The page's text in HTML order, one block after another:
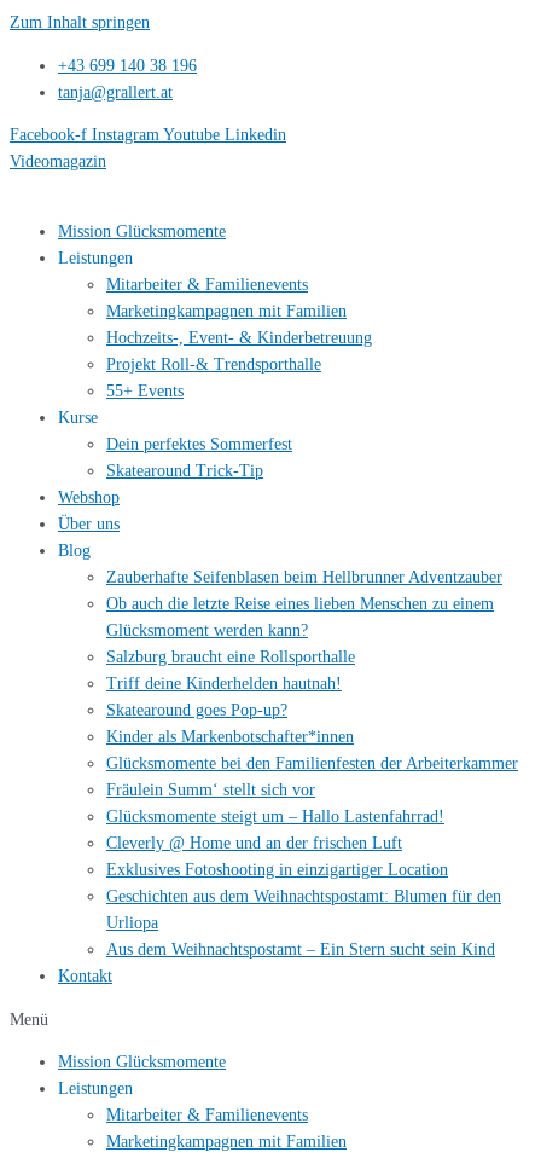
Zum Inhalt springen
+43 699 140 38 196
tanja@grallert.at
Facebook-f Instagram Youtube Linkedin
Videomagazin
Mission Glücksmomente
Leistungen
Mitarbeiter & Familienevents
Marketingkampagnen mit Familien
Hochzeits-, Event- & Kinderbetreuung
Projekt Roll-& Trendsporthalle
55+ Events
Kurse
Dein perfektes Sommerfest
Skatearound Trick-Tip
Webshop
Über uns
Blog
Zauberhafte Seifenblasen beim Hellbrunner Adventzauber
Ob auch die letzte Reise eines lieben Menschen zu einem
Glücksmoment werden kann?
Salzburg braucht eine Rollsporthalle
Triff deine Kinderhelden hautnah!
Skatearound goes Pop-up?
Kinder als Markenbotschafter*innen
Glücksmomente bei den Familienfesten der Arbeiterkammer
Fräulein Summ‘ stellt sich vor
Glücksmomente steigt um – Hallo Lastenfahrrad!
Cleverly @ Home und an der frischen Luft
Exklusives Fotoshooting in einzigartiger Location
Geschichten aus dem Weihnachtspostamt: Blumen für den
Urliopa
Aus dem Weihnachtspostamt – Ein Stern sucht sein Kind
Kontakt
Menü
Mission Glücksmomente
Leistungen
Mitarbeiter & Familienevents
Marketingkampagnen mit Familien